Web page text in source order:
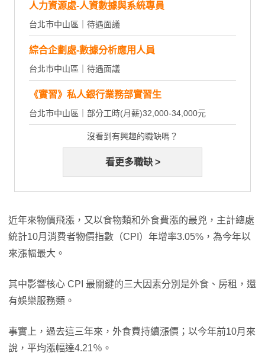
人力資源處-人資數據與系統專員
台北市中山區｜待遇面議
綜合企劃處-數據分析應用人員
台北市中山區｜待遇面議
《實習》私人銀行業務部實習生
台北市中山區｜部分工時(月薪)32,000-34,000元
沒看到有興趣的職缺嗎？
看更多職缺 >
近年來物價飛漲，又以食物類和外食費漲的最兇，主計總處
統計10月消費者物價指數（CPI）年增率3.05%，為今年以
來漲幅最大。
其中影響核心 CPI 最關鍵的三大因素分別是外食、房租，還
有娛樂服務類。
事實上，過去這三年來，外食費持續漲價；以今年前10月來
說，平均漲幅達4.21％。